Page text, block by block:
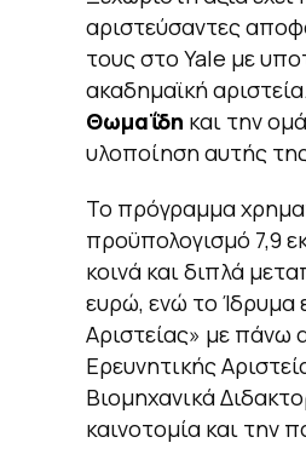
αριστεύσαντες
τους στο Yale με
ακαδημαϊκή
Θωμαΐδη και την
υλοποίηση αυτής
Το πρόγραμμα
προϋπολογισμό 7,9
κοινά και διπλά
ευρώ, ενώ το Ίδρυμα
Αριστείας» με πάνω
Ερευνητικής
Βιομηχανικά
καινοτομία και την